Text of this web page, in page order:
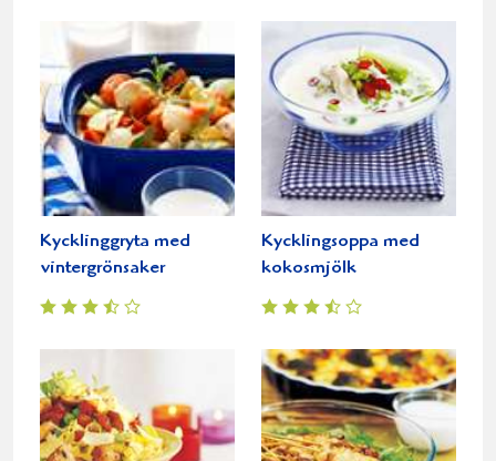
Kycklinggryta med
vintergrönsaker
Kycklingsoppa med
kokosmjölk